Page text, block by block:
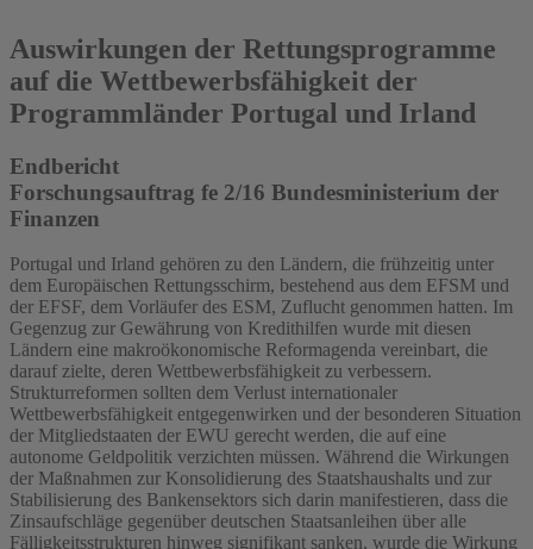
Auswirkungen der Rettungsprogramme
auf die Wettbewerbsfähigkeit der
Programmländer Portugal und Irland
Endbericht
Forschungsauftrag fe 2/16 Bundesministerium der
Finanzen
Portugal und Irland gehören zu den Ländern, die frühzeitig unter
dem Europäischen Rettungsschirm, bestehend aus dem EFSM und
der EFSF, dem Vorläufer des ESM, Zuflucht genommen hatten. Im
Gegenzug zur Gewährung von Kredithilfen wurde mit diesen
Ländern eine makroökonomische Reformagenda vereinbart, die
darauf zielte, deren Wettbewerbsfähigkeit zu verbessern.
Strukturreformen sollten dem Verlust internationaler
Wettbewerbsfähigkeit entgegenwirken und der besonderen Situation
der Mitgliedstaaten der EWU gerecht werden, die auf eine
autonome Geldpolitik verzichten müssen. Während die Wirkungen
der Maßnahmen zur Konsolidierung des Staatshaushalts und zur
Stabilisierung des Bankensektors sich darin manifestieren, dass die
Zinsaufschläge gegenüber deutschen Staatsanleihen über alle
Fälligkeitsstrukturen hinweg signifikant sanken, wurde die Wirkung